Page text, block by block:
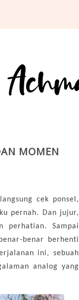
MOMEN
cek ponsel,
pernah. Dan jujur,
perhatian. Sampai
benar berhenti
ini, sebuah
analog yang